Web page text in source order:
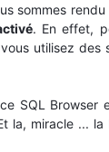
sommes
. En effet,
utilisez des
SQL Browser
la, miracle ... la